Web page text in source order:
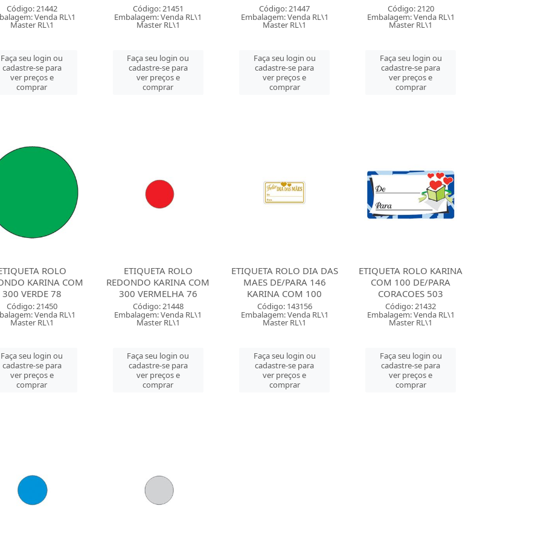
Código: 21442
Venda RL\1
Master RL\1
Faça seu login ou
cadastre-se para
ver preços e
comprar
Código: 21451
Embalagem: Venda RL\1
Master RL\1
Faça seu login ou
cadastre-se para
ver preços e
comprar
Código: 21447
Embalagem: Venda RL\1
Master RL\1
Faça seu login ou
cadastre-se para
ver preços e
comprar
Código: 2120
Embalagem: Venda RL\1
Master RL\1
Faça seu login ou
cadastre-se para
ver preços e
comprar
ROLO
KARINA COM
300 VERDE 78
Código: 21450
Venda RL\1
Master RL\1
Faça seu login ou
cadastre-se para
ver preços e
comprar
ETIQUETA ROLO
REDONDO KARINA COM
300 VERMELHA 76
Código: 21448
Embalagem: Venda RL\1
Master RL\1
Faça seu login ou
cadastre-se para
ver preços e
comprar
ETIQUETA ROLO DIA DAS
MAES DE/PARA 146
KARINA COM 100
Código: 143156
Embalagem: Venda RL\1
Master RL\1
Faça seu login ou
cadastre-se para
ver preços e
comprar
ETIQUETA ROLO KARINA
COM 100 DE/PARA
CORACOES 503
Código: 21432
Embalagem: Venda RL\1
Master RL\1
Faça seu login ou
cadastre-se para
ver preços e
comprar